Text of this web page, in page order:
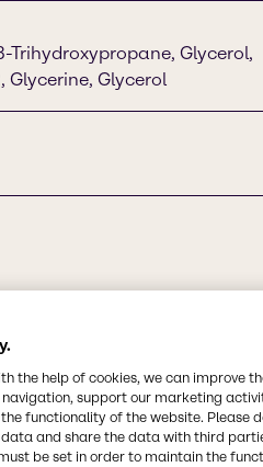
Trihydroxypropane, Glycerol,
Glycerine, Glycerol
the help of cookies, we can improve
support our marketing
functionality of the website. Please
and share the data with third
be set in order to maintain the